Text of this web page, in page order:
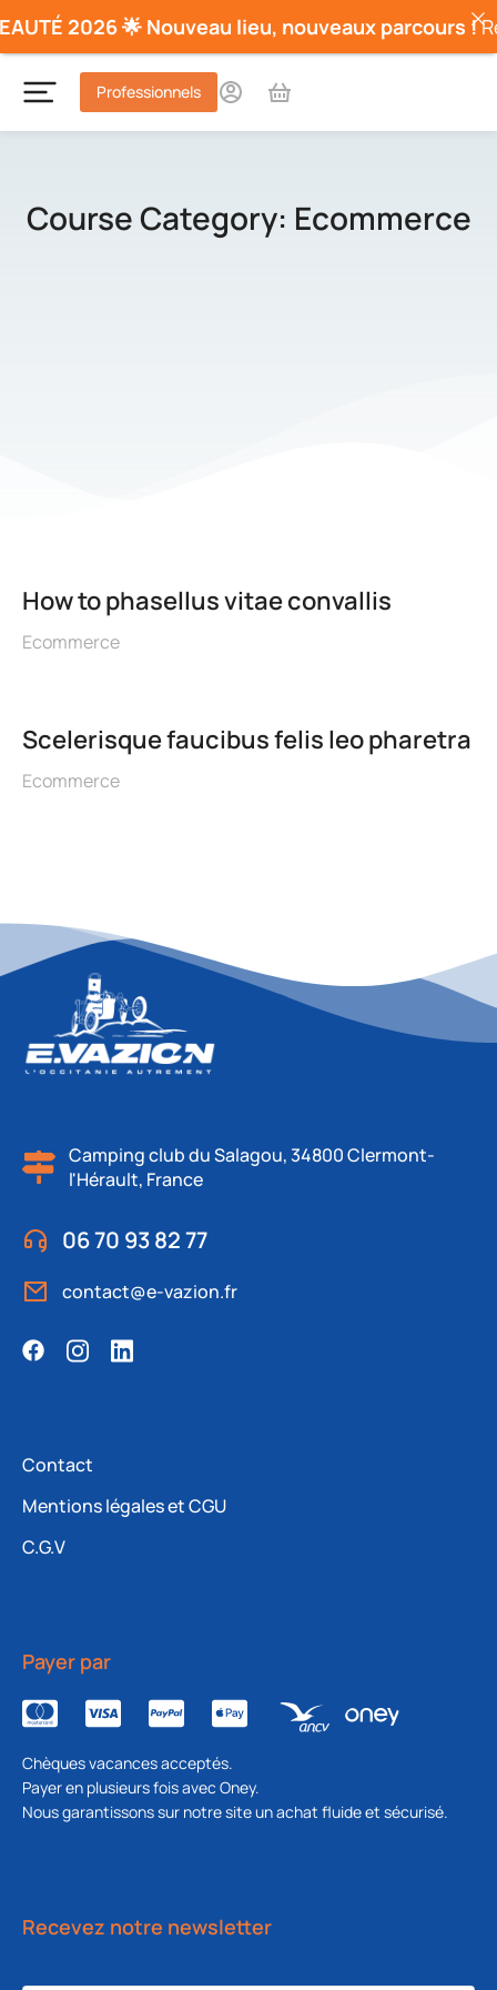
Professionnels
Course Category: Ecommerce
How to phasellus vitae convallis
Ecommerce
Scelerisque faucibus felis leo pharetra
Ecommerce
Camping club du Salagou, 34800 Clermont-
l'Hérault, France
06 70 93 82 77
contact@e-vazion.fr
Contact
Mentions légales et CGU
C.G.V
Payer par
Chèques vacances acceptés.
Payer en plusieurs fois avec Oney.
Nous garantissons sur notre site un achat fluide et sécurisé.
Recevez notre newsletter
2026 🌟Nouveau lieu, nouveaux parcours !